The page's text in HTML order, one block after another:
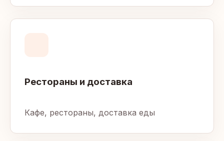
Рестораны и доставка
Кафе, рестораны, доставка еды